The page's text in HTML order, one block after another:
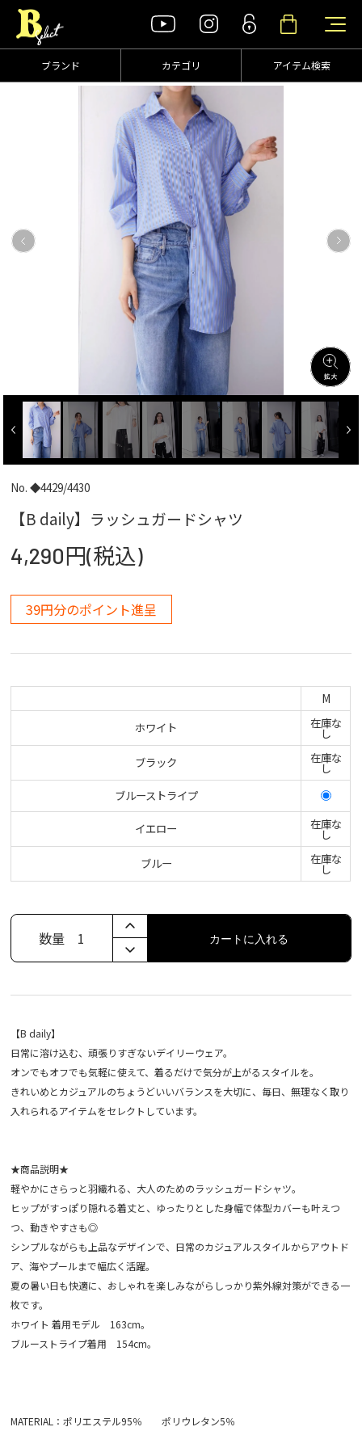
ブランド カテゴリ アイテム検索
No. ◆4429/4430
【B daily】ラッシュガードシャツ
4,290円(税込)
39円分のポイント進呈
M
ホワイト
在庫な
し
ブラック
在庫な
し
ブルーストライプ
イエロー 在庫な
し
ブルー
在庫な
し
数量 1 カートに入れる
【B daily】
日常に溶け込む、頑張りすぎないデイリーウェア。
オンでもオフでも気軽に使えて、着るだけで気分が上がるスタイルを。
きれいめとカジュアルのちょうどいいバランスを大切に、毎日、無理なく取り
入れられるアイテムをセレクトしています。
★商品説明★
軽やかにさらっと羽織れる、大人のためのラッシュガードシャツ。
ヒップがすっぽり隠れる着丈と、ゆったりとした身幅で体型カバーも叶えつ
つ、動きやすさも◎
シンプルながらも上品なデザインで、日常のカジュアルスタイルからアウトド
ア、海やプールまで幅広く活躍。
夏の暑い日も快適に、おしゃれを楽しみながらしっかり紫外線対策ができる一
枚です。
ホワイト 着用モデル 163cm。
ブルーストライプ着用 154cm。
MATERIAL：ポリエステル95％ ポリウレタン5％